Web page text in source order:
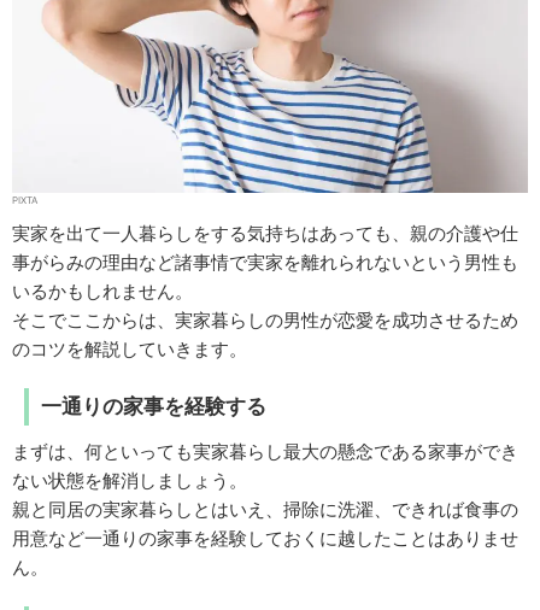
PIXTA
実家を出て一人暮らしをする気持ちはあっても、親の介護や仕
事がらみの理由など諸事情で実家を離れられないという男性も
いるかもしれません。
そこでここからは、実家暮らしの男性が恋愛を成功させるため
のコツを解説していきます。
一通りの家事を経験する
まずは、何といっても実家暮らし最大の懸念である家事ができ
ない状態を解消しましょう。
親と同居の実家暮らしとはいえ、掃除に洗濯、できれば食事の
用意など一通りの家事を経験しておくに越したことはありませ
ん。